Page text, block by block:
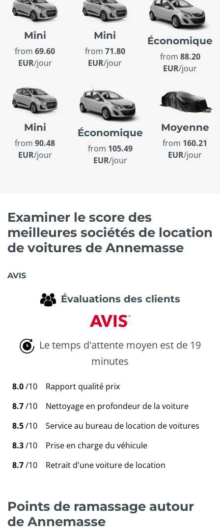
Mini
from69.60
EUR/jour
Mini
from 71.80
EUR/jour
Économique
from 88.20
EUR/jour
Mini
from90.48
EUR/jour
Économique
from 105.49
EUR/jour
Moyenne
from 160.21
EUR/jour
Examiner le score des
meilleures sociétés de location
de voitures de Annemasse
AVIS
Évaluations des clients
Le temps d'attente moyen est de 19
minutes
8.0/10
Rapport qualité prix
8.7/10
Nettoyage en profondeur de la voiture
8.5/10
Service au bureau de location de voitures
8.3/10
Prise en charge du véhicule
8.7/10 Retrait d'une voiture de location
Points de ramassage autour
de Annemasse